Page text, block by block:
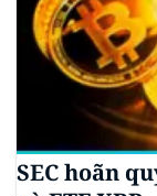
SEC hoãn